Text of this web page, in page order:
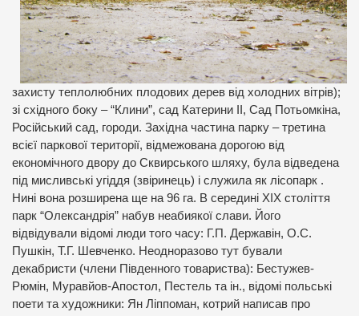
захисту теплолюбних плодових дерев від холодних вітрів);
зі східного боку – “Клини”, сад Катерини ІІ, Сад Потьомкіна,
Російський сад, городи. Західна частина парку – третина
всієї паркової території, відмежована дорогою від
економічного двору до Сквирського шляху, була відведена
під мисливські угіддя (звіринець) і служила як лісопарк .
Нині вона розширена ще на 96 га. В середині ХІХ століття
парк “Олександрія” набув неабиякої слави. Його
відвідували відомі люди того часу: Г.П. Державін, О.С.
Пушкін, Т.Г. Шевченко. Неодноразово тут бували
декабристи (члени Південного товариства): Бестужев-
Рюмін, Муравйов-Апостол, Пестель та ін., відомі польські
поети та художники: Ян Ліппоман, котрий написав про